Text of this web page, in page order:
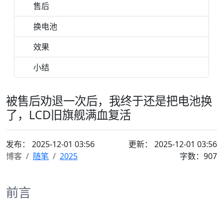
售后
换电池
效果
小结
被售后劝退一次后，我终于还是把电池换
了，LCD旧旗舰满血复活
发布： 2025-12-01 03:56
更新： 2025-12-01 03:56
博客
随笔 2025 字数：907
前言